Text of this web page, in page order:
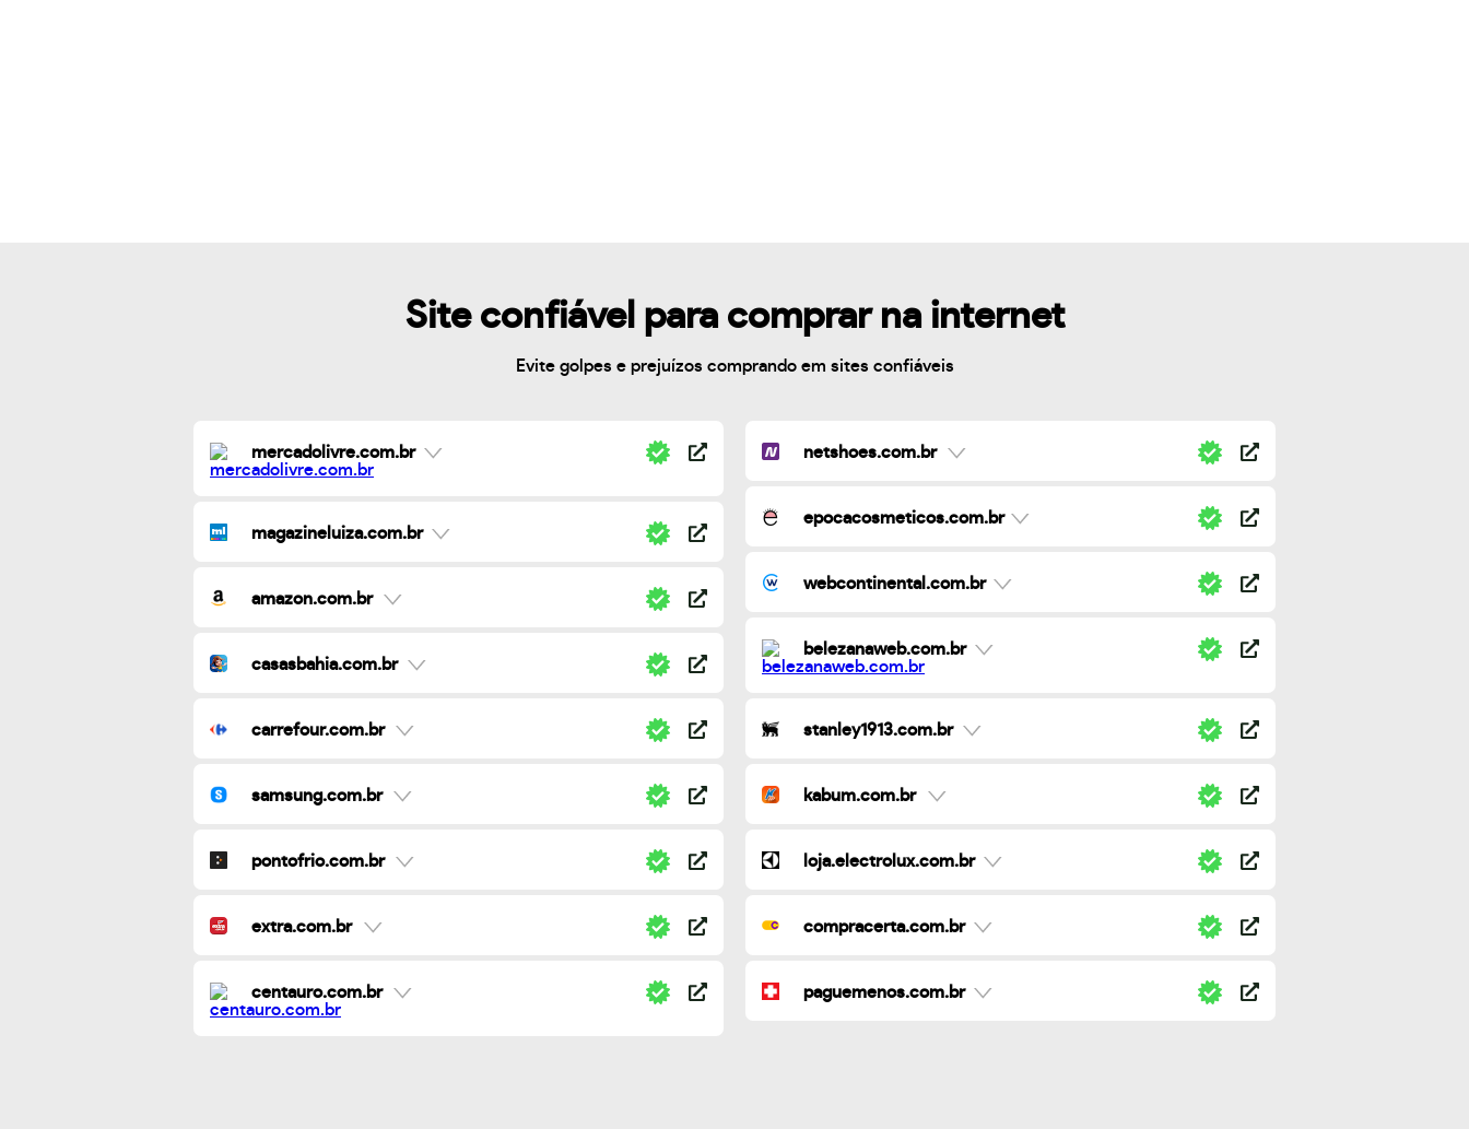
Site confiável para comprar na internet
Evite golpes e prejuízos comprando em sites confiáveis
mercadolivre.com.br
magazineluiza.com.br
amazon.com.br
casasbahia.com.br
carrefour.com.br
samsung.com.br
pontofrio.com.br
extra.com.br
centauro.com.br
netshoes.com.br
epocacosmeticos.com.br
webcontinental.com.br
belezanaweb.com.br
stanley1913.com.br
kabum.com.br
loja.electrolux.com.br
compracerta.com.br
paguemenos.com.br